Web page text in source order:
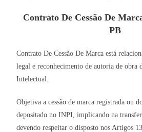
Contrato De Cessão De
PB
Contrato De Cessão De Marca está
legal e reconhecimento de autoria de obra
Intelectual.
Objetiva a cessão de marca registrada ou
depositado no INPI, implicando na
devendo respeitar o disposto nos Artigos